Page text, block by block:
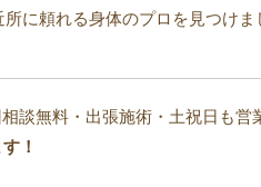
に頼れる身体のプロを見つけま
談無料・出張施術・土祝日も営
！